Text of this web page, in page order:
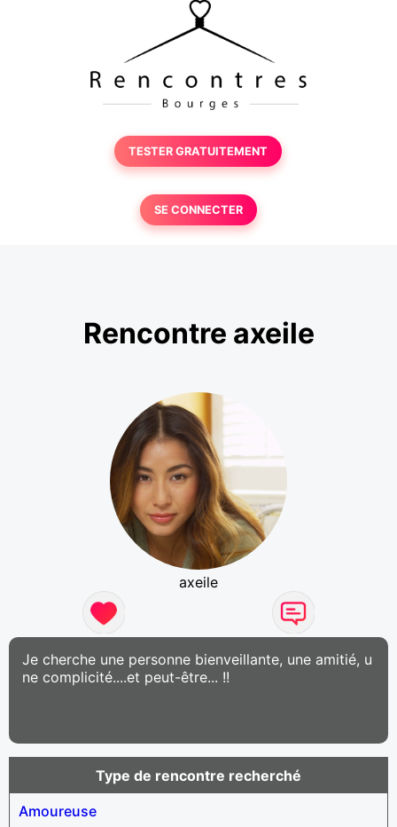
TESTER GRATUITEMENT
SE CONNECTER
Rencontre axeile
axeile
Je cherche une personne bienveillante, une amitié, u
ne complicité....et peut-être... !!
Type de rencontre recherché
Amoureuse